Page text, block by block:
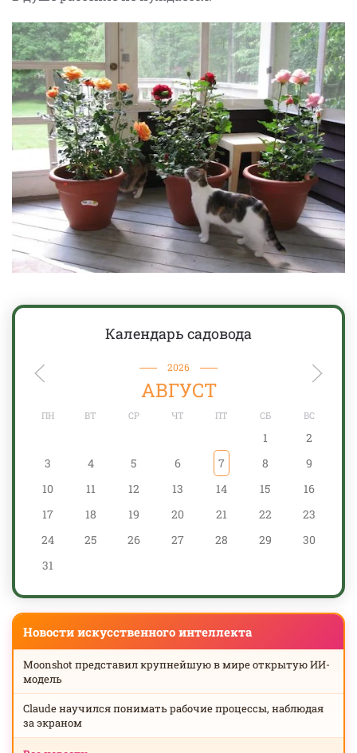
Календарь садовода
2026
АВГУСТ
ПН ВТ СР ЧТ ПТ СБ ВС
1
2
3
4 5 6 7 8
9
10
11 12 13 14 15
16
17
18 19 20 21 22
23
24
25 26 27 28 29
30
31
Новости искусственного интеллекта
Moonshot представил крупнейшую в мире открытую ИИ-
модель
Claude научился понимать рабочие процессы, наблюдая
за экраном